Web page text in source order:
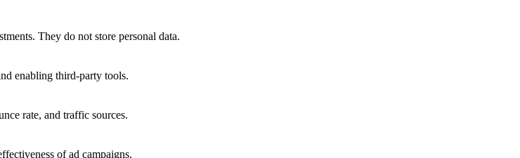
They do not store personal data.
enabling third-party tools.
rate, and traffic sources.
of ad campaigns.